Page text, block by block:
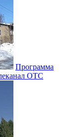
Программа
ОТС